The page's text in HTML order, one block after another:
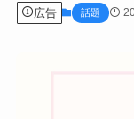
広告 話題